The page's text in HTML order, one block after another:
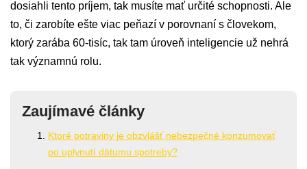
dosiahli tento príjem, tak musíte mať určité schopnosti. Ale
to, či zarobíte ešte viac peňazí v porovnaní s človekom,
ktorý zarába 60-tisíc, tak tam úroveň inteligencie už nehrá
tak významnú rolu.
Zaujímavé články
Ktoré potraviny je obzvlášť nebezpečné konzumovať
po uplynutí dátumu spotreby?